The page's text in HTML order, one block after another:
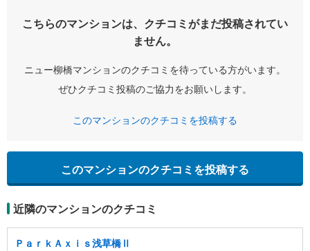
こちらのマンションは、クチコミがまだ投稿されてい
ません。
ニュー柳橋マンションのクチコミを待っている方がいます。
ぜひクチコミ投稿のご協力をお願いします。
このマンションのクチコミを投稿する
このマンションのクチコミを投稿する
近隣のマンションのクチコミ
ＰａｒｋＡｘｉｓ浅草橋Ⅱ